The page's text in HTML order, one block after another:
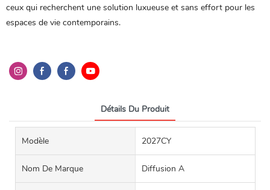
ceux qui recherchent une solution luxueuse et sans effort pour les
espaces de vie contemporains.
Détails Du Produit
Modèle 2027CY
Nom De Marque Diffusion A